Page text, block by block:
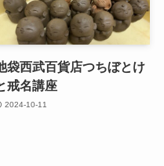
袋西武百貨店つちぼとけ
戒名講座
2024-10-11